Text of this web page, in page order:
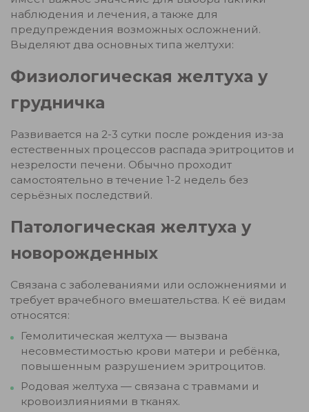
наблюдения и лечения, а также для
предупреждения возможных осложнений.
Выделяют два основных типа желтухи:
Физиологическая желтуха у
грудничка
Развивается на 2-3 сутки после рождения из-за
естественных процессов распада эритроцитов и
незрелости печени. Обычно проходит
самостоятельно в течение 1-2 недель без
серьёзных последствий.
Патологическая желтуха у
новорожденных
Связана с заболеваниями или осложнениями и
требует врачебного вмешательства. К её видам
относятся:
Гемолитическая желтуха — вызвана
несовместимостью крови матери и ребёнка,
повышенным разрушением эритроцитов.
Родовая желтуха — связана с травмами и
кровоизлияниями в тканях.